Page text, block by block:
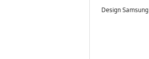
Design Samsung